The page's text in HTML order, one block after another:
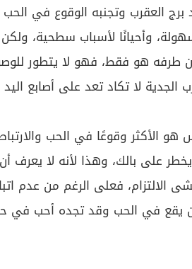
العقرب وتجنبه الوقوع في
وأحيانًا لأسباب سطحية، ولكن
طرفه هو فقط، فهو لا يتطور
الجدية لا تكاد تعد على أصابع اليد
الأكثر وقوعًا في الحب والارتباط
يخطر على بالك، وهذا لأنه لا
فعلى الرغم من عدم
يقع في الحب وقد تجده أحب في